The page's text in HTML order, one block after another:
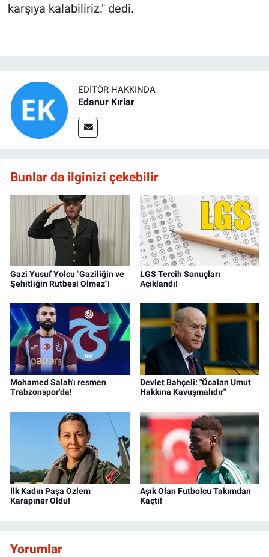
karşıya kalabiliriz." dedi.
EDITÖR HAKKINDA
Edanur Kırlar
Bunlar da ilginizi çekebilir
Gazi Yusuf Yolcu "Gaziliğin ve
Şehitliğin Rütbesi Olmaz"!
LGS Tercih Sonuçları
Açıklandı!
Mohamed Salah'ı resmen
Trabzonspor'da!
Devlet Bahçeli: "Öcalan Umut
Hakkına Kavuşmalıdır"
İlk Kadın Paşa Özlem
Karapınar Oldu!
Aşık Olan Futbolcu Takımdan
Kaçtı!
Yorumlar